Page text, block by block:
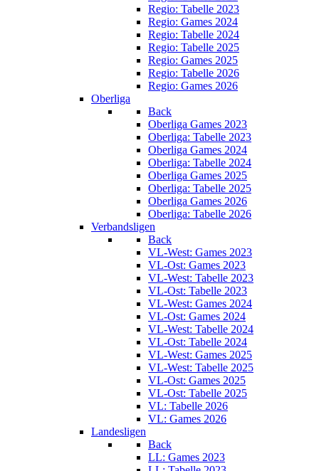
Regio: Tabelle 2023
Regio: Games 2024
Regio: Tabelle 2024
Regio: Tabelle 2025
Regio: Games 2025
Regio: Tabelle 2026
Regio: Games 2026
Oberliga
Back
Oberliga Games 2023
Oberliga: Tabelle 2023
Oberliga Games 2024
Oberliga: Tabelle 2024
Oberliga Games 2025
Oberliga: Tabelle 2025
Oberliga Games 2026
Oberliga: Tabelle 2026
Verbandsligen
Back
VL-West: Games 2023
VL-Ost: Games 2023
VL-West: Tabelle 2023
VL-Ost: Tabelle 2023
VL-West: Games 2024
VL-Ost: Games 2024
VL-West: Tabelle 2024
VL-Ost: Tabelle 2024
VL-West: Games 2025
VL-West: Tabelle 2025
VL-Ost: Games 2025
VL-Ost: Tabelle 2025
VL: Tabelle 2026
VL: Games 2026
Landesligen
Back
LL: Games 2023